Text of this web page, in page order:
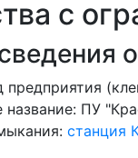
с
предприятия
ПУ
станция